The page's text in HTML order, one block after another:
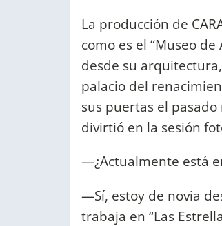
La producción de
como es el “Museo
desde su
palacio del
sus puertas el
divirtió en la sesión
—¿Actualmente está
—Sí, estoy de novia
trabaja en “Las